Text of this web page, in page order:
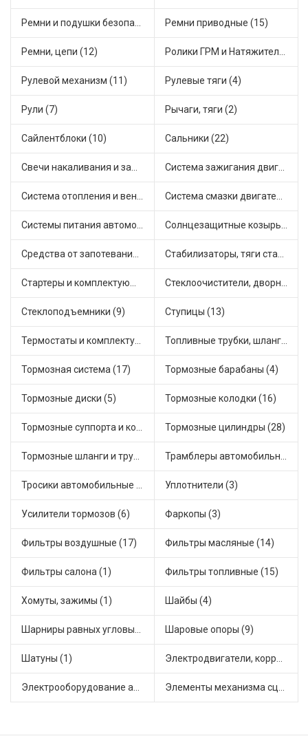
Ремни и подушки безопасности (6) Ремни приводные (15)
Ремни, цепи (12) Ролики ГРМ и Натяжители (14)
Рулевой механизм (11) Рулевые тяги (4)
Рули (7) Рычаги, тяги (2)
Сайлентблоки (10) Сальники (22)
Свечи накаливания и зажигания (22) Система зажигания двигателя (5)
Система отопления и вентиляции (8) Система смазки двигателя (8)
Системы питания автомобиля (15) Солнцезащитные козырьки для салона автомобиля (1)
Средства от запотевания и размораживатели стекла (1) Стабилизаторы, тяги стабилизатора, стойки стабилиз (5)
Стартеры и комплектующие (27) Стеклоочистители, дворники (2)
Стеклоподъемники (9) Ступицы (13)
Термостаты и комплектующие системы охлаждения (50) Топливные трубки, шланги, магистрали и рампы (4)
Тормозная система (17) Тормозные барабаны (4)
Тормозные диски (5) Тормозные колодки (16)
Тормозные суппорта и комплектующие (3) Тормозные цилиндры (28)
Тормозные шланги и трубки (7) Трамблеры автомобильные (18)
Тросики автомобильные (18) Уплотнители (3)
Усилители тормозов (6) Фаркопы (3)
Фильтры воздушные (17) Фильтры масляные (14)
Фильтры салона (1) Фильтры топливные (15)
Хомуты, зажимы (1) Шайбы (4)
Шарниры равных угловых скоростей, приводные валы (16) Шаровые опоры (9)
Шатуны (1) Электродвигатели, корректоры и приводы автомобильн (30)
Электрооборудование автомобилей (12) Элементы механизма сцепления (45)